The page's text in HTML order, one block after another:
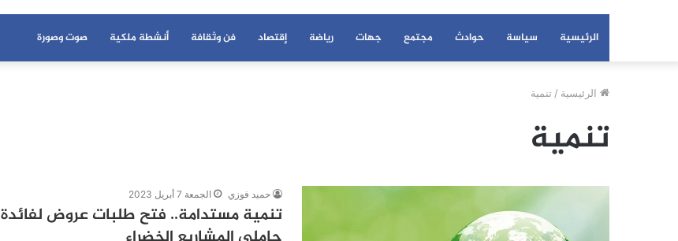
الرئيسية سياسة حوادث مجتمع جهات رياضة إقتصاد فن وثقافة أنشطة ملكية صوت وصورة
الرئيسية / تنمية
تنمية
حميد فوزي الجمعة 7 أبريل 2023
تنمية مستدامة.. فتح طلبات عروض لفائدة